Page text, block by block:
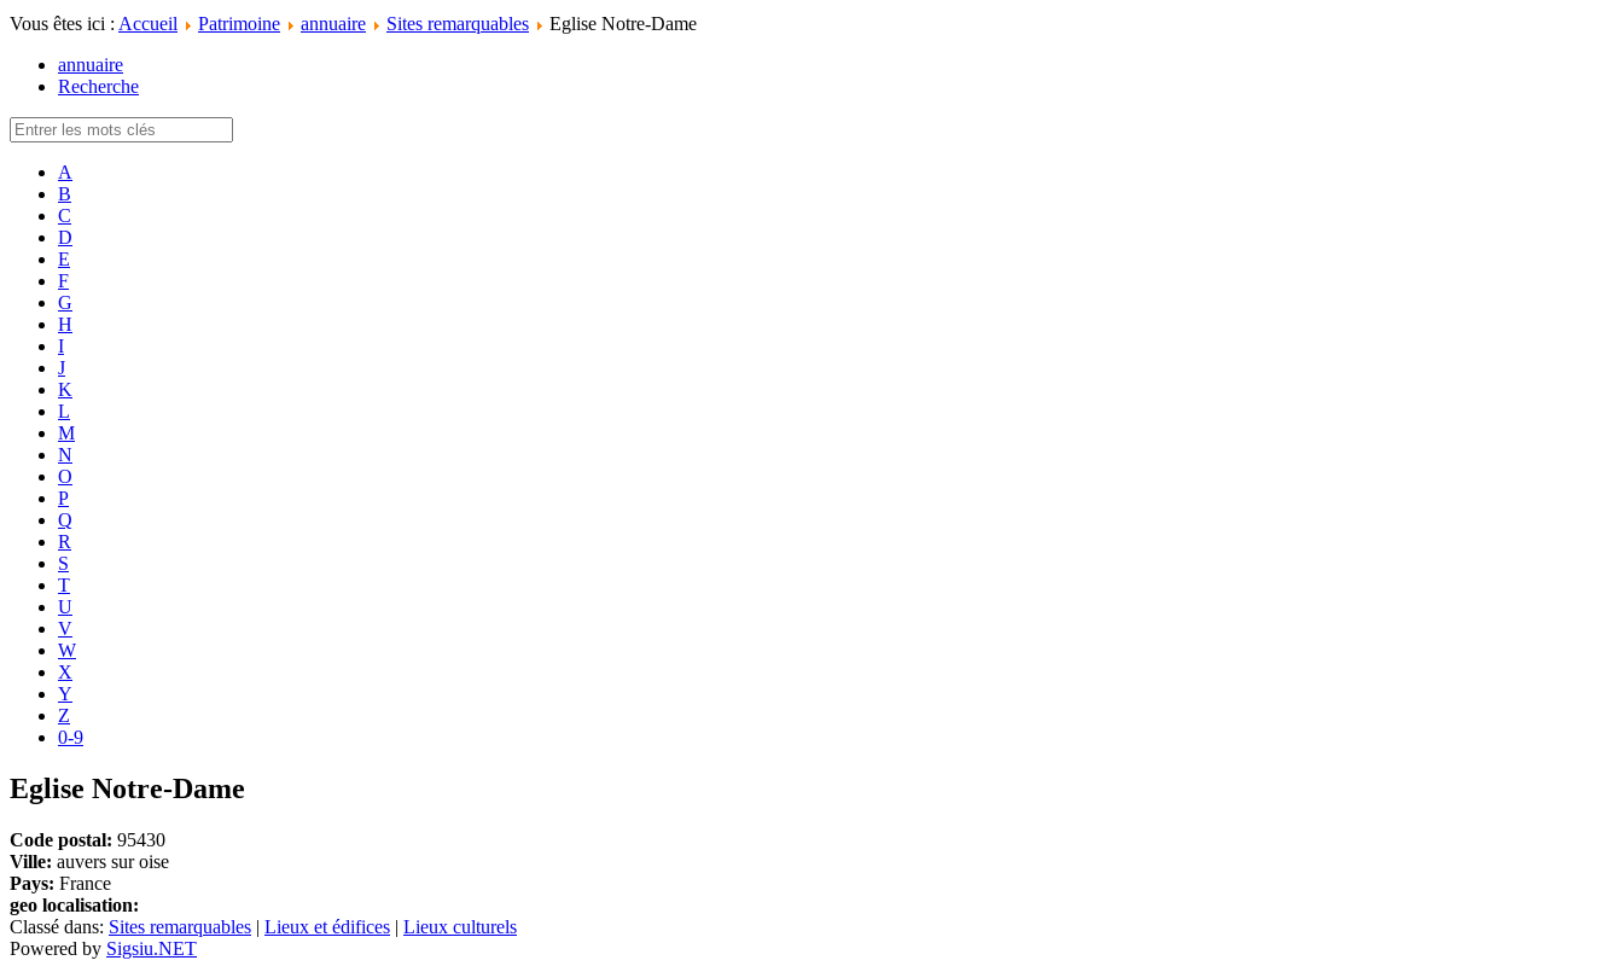
Vous êtes ici : Accueil Patrimoine annuaire Sites remarquables
Eglise Notre-Dame
annuaire
Recherche
A
B
C
D
E
F
G
H
I
J
K
L
M
N
O
P
Q
R
S
T
U
V
W
X
Y
Z
0-9
Eglise Notre-Dame
Code postal: 95430
Ville: auvers sur oise
Pays: France
geo localisation:
Classé dans: Sites remarquables | Lieux et édifices | Lieux culturels
Powered by Sigsiu.NET